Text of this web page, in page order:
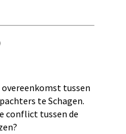
overeenkomst tussen
te Schagen.
conflict tussen de